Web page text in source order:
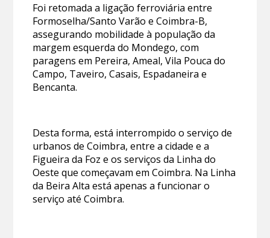
Foi retomada a ligação ferroviária entre
Formoselha/Santo Varão e Coimbra-B,
assegurando mobilidade à população da
margem esquerda do Mondego, com
paragens em Pereira, Ameal, Vila Pouca do
Campo, Taveiro, Casais, Espadaneira e
Bencanta.
Desta forma, está interrompido o serviço de
urbanos de Coimbra, entre a cidade e a
Figueira da Foz e os serviços da Linha do
Oeste que começavam em Coimbra. Na Linha
da Beira Alta está apenas a funcionar o
serviço até Coimbra.